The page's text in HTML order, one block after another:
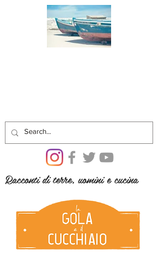
Racconti di terre, uomini e cucina